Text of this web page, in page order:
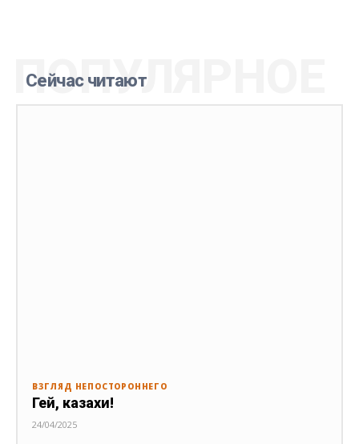
Сейчас читают
ПОПУЛЯРНОЕ
ВЗГЛЯД НЕПОСТОРОННЕГО
Гей, казахи!
24/04/2025